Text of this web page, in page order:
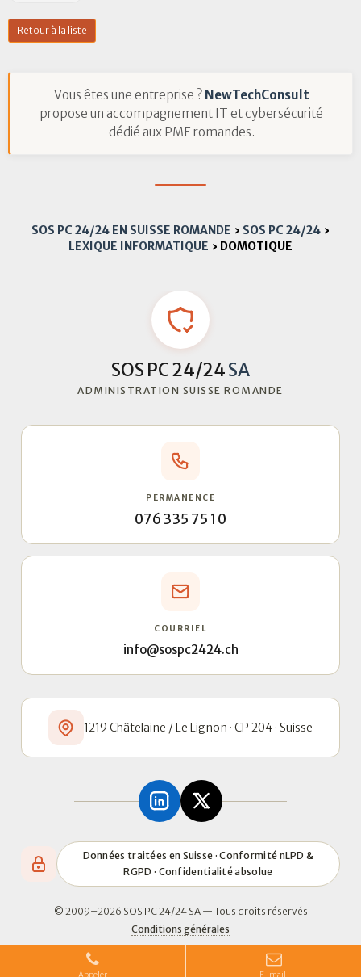
Retour à la liste
Vous êtes une entreprise ? NewTechConsult
propose un accompagnement IT et cybersécurité
dédié aux PME romandes.
SOS PC 24/24 EN SUISSE ROMANDE › SOS PC 24/24 ›
LEXIQUE INFORMATIQUE › DOMOTIQUE
SOS PC 24/24SA
ADMINISTRATION SUISSE ROMANDE
PERMANENCE
076 335 75 10
COURRIEL
info@sospc2424.ch
1219 Châtelaine / Le Lignon · CP 204 · Suisse
Données traitées en Suisse · Conformité nLPD &
RGPD · Confidentialité absolue
© 2009–2026 SOS PC 24/24 SA — Tous droits réservés
Conditions générales